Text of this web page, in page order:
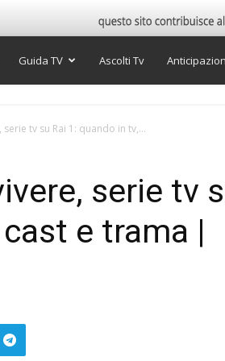
Guida TV Ascolti Tv
serie tv su Rai 1: quando in tv,...
serie tv
e trama |